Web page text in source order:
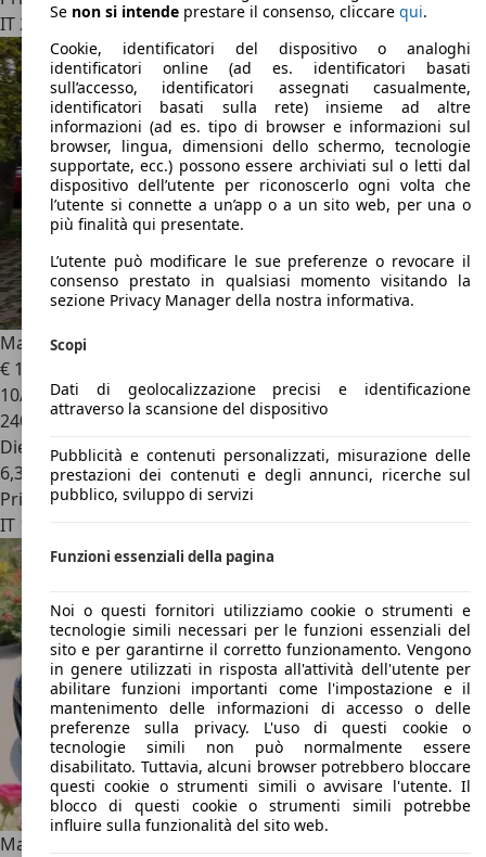
IT 20843 Verano Brianza
Mazda 52.0 cd Active DSC
€ 1.600
10/2007
240.000 km
Diesel
6,3 l/100 km (comb.)
Privato
IT 19038
Mazda 5
Se non si intende prestare il consenso, cliccare qui.
Cookie, identificatori del dispositivo o analoghi
identificatori online (ad es. identificatori basati
sull’accesso, identificatori assegnati casualmente,
identificatori basati sulla rete) insieme ad altre
informazioni (ad es. tipo di browser e informazioni sul
browser, lingua, dimensioni dello schermo, tecnologie
supportate, ecc.) possono essere archiviati sul o letti dal
dispositivo dell’utente per riconoscerlo ogni volta che
l’utente si connette a un’app o a un sito web, per una o
più finalità qui presentate.
L’utente può modificare le sue preferenze o revocare il
consenso prestato in qualsiasi momento visitando la
sezione Privacy Manager della nostra informativa.
Scopi
Dati di geolocalizzazione precisi e identificazione
attraverso la scansione del dispositivo
Pubblicità e contenuti personalizzati, misurazione delle
prestazioni dei contenuti e degli annunci, ricerche sul
pubblico, sviluppo di servizi
Funzioni essenziali della pagina
Noi o questi fornitori utilizziamo cookie o strumenti e
tecnologie simili necessari per le funzioni essenziali del
sito e per garantirne il corretto funzionamento. Vengono
in genere utilizzati in risposta all'attività dell'utente per
abilitare funzioni importanti come l'impostazione e il
mantenimento delle informazioni di accesso o delle
preferenze sulla privacy. L'uso di questi cookie o
tecnologie simili non può normalmente essere
disabilitato. Tuttavia, alcuni browser potrebbero bloccare
questi cookie o strumenti simili o avvisare l'utente. Il
blocco di questi cookie o strumenti simili potrebbe
influire sulla funzionalità del sito web.